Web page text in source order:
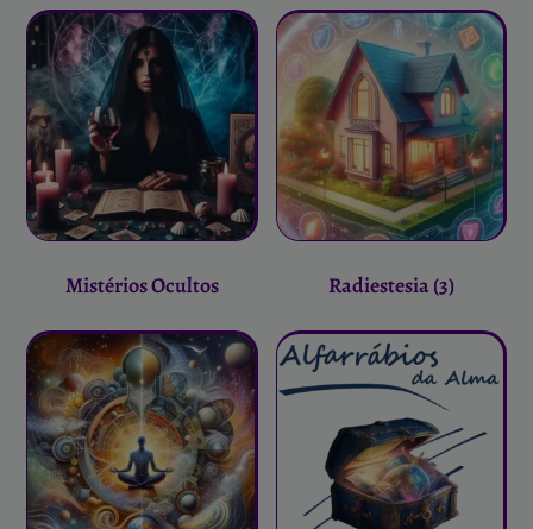
Mistérios Ocultos Radiestesia(3)